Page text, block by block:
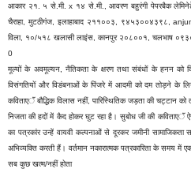
आकार २१. ५ से.मी. x १४ से.मी., आवरण बहुरंगी पेपरबैक
चैराहा, मुटठीगंज, इलाहाबाद २११००३, ९४५३००४३९८,
विला, १०/५१८ खलासी लाइंस, कानपुर २०८००१, चलभाष
0
मूल्यों के अवमूल्यन, नैतिकता के क्षरण तथा संबंधों के हनन को
विसंगतियों और विडंबनाओं के पिंजरे में आदमी को दम तोड़ने के
कविताएॅं बौद्धिक विलास नहीं, पारिस्थितिक जड़ता की
निजता की हदों में कैद होकर घुट रहा है। सुबोध जी की कविताएॅं
का पत्रकांर उन्हें वायवी कल्पनाओं से दूरकर जमीनी
अभिव्यक्ति करती हैं। वर्तमान नकारात्मक पत्रकारिता के समय में
सब कुछ खत्म/नहीं होता